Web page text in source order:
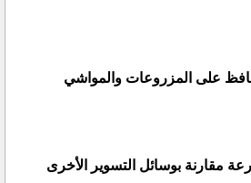
على المزروعات والمواشي
مقارنة بوسائل التسوير الأخرى